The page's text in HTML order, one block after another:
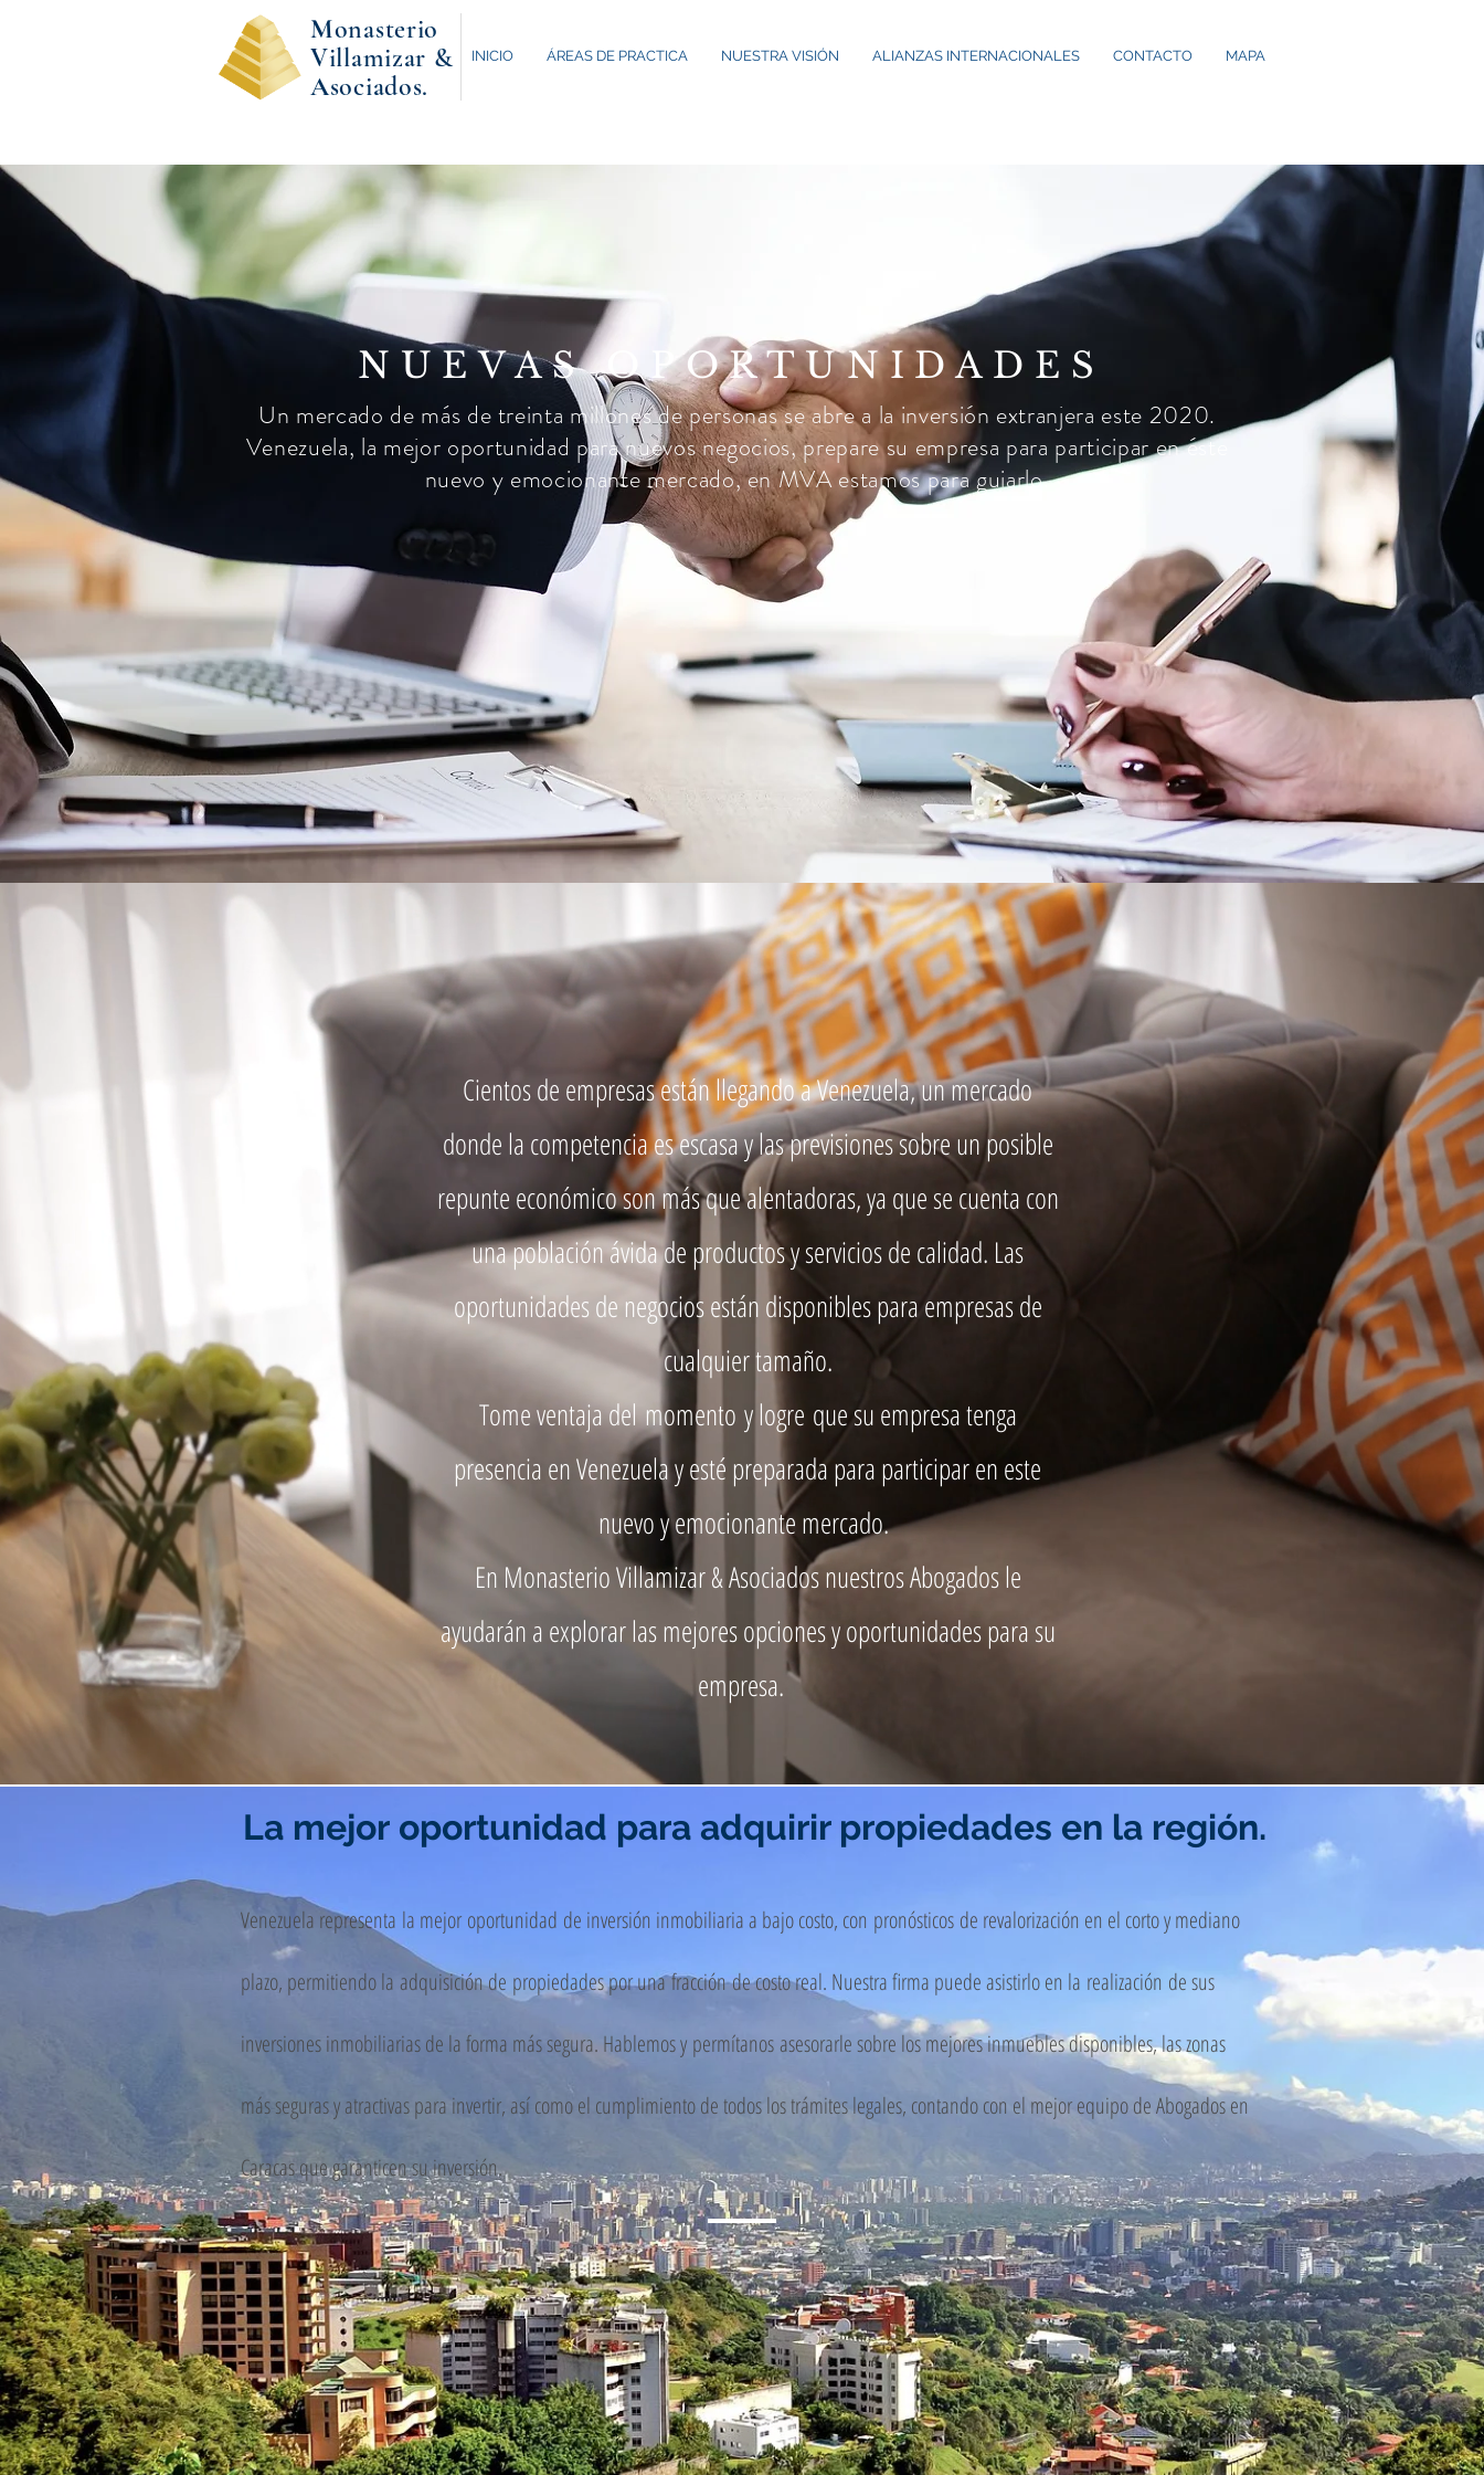
Monasterio
Villamizar &
Asociados.
INICIO ÁREAS DE PRACTICA NUESTRA VISIÓN ALIANZAS INTERNACIONALES CONTACTO MAPA
Un mercado de más de treinta millones de personas se abre a la inversión extranjera este 2020.
Venezuela, la mejor oportunidad para nuevos negocios, prepare su empresa para participar en éste
nuevo y emocionante mercado, en MVA estamos para guiarlo.
NUEVAS OPORTUNIDADES
Cientos de empresas están llegando a Venezuela, un mercado
donde la competencia es escasa y las previsiones sobre un posible
repunte económico son más que alentadoras, ya que se cuenta con
una población ávida de productos y servicios de calidad. Las
oportunidades de negocios están disponibles para empresas de
cualquier tamaño.
Tome ventaja delmomento y logre que su empresa tenga
presencia en Venezuela y esté preparada para participar en este
nuevo y emocionante mercado.
En Monasterio Villamizar & Asociados nuestros Abogados le
ayudarán a explorar las mejores opciones y oportunidades para su
empresa.
La mejor oportunidad para adquirir propiedades en la región.
Venezuela representa la mejoroportunidad de inversión inmobiliaria a bajo costo, con pronósticos de revalorización en el corto y mediano
plazo, permitiendo la adquisición de propiedades por unafracciónde costo real. Nuestra firma puede asistirlo en la realización de sus
inversiones inmobiliarias de la forma más segura. Hablemos y permítanosasesorarle sobre los mejores inmuebles disponibles, las zonas
más seguras y atractivas para invertir, así como el cumplimiento de todos los trámites legales, contando con el mejor equipo de Abogados en
Caracas que garanticen su inversión.